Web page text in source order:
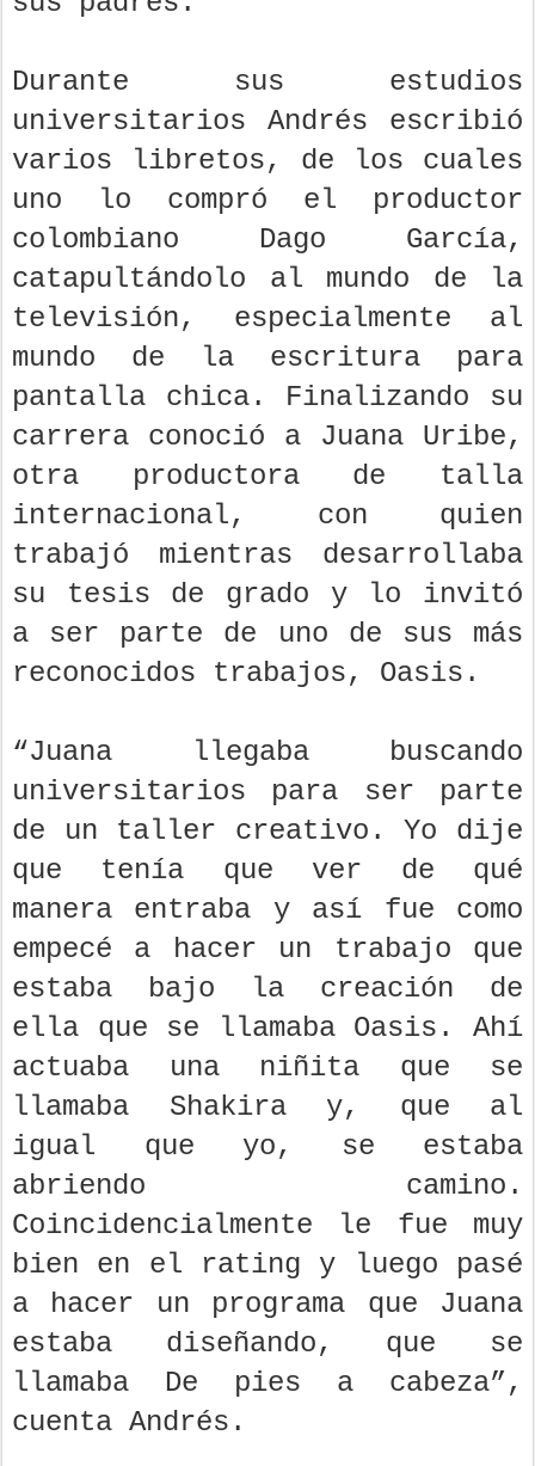
Durante sus estudios
universitarios Andrés escribió
varios libretos, de los cuales
uno lo compró el productor
colombiano Dago García,
catapultándolo al mundo de la
televisión, especialmente al
mundo de la escritura para
pantalla chica. Finalizando su
carrera conoció a Juana Uribe,
otra productora de talla
internacional, con quien
trabajó mientras desarrollaba
su tesis de grado y lo invitó
a ser parte de uno de sus más
reconocidos trabajos, Oasis.
“Juana llegaba buscando
universitarios para ser parte
de un taller creativo. Yo dije
que tenía que ver de qué
manera entraba y así fue como
empecé a hacer un trabajo que
estaba bajo la creación de
ella que se llamaba Oasis. Ahí
actuaba una niñita que se
llamaba Shakira y, que al
igual que yo, se estaba
abriendo camino.
Coincidencialmente le fue muy
bien en el rating y luego pasé
a hacer un programa que Juana
estaba diseñando, que se
llamaba De pies a cabeza”,
cuenta Andrés.